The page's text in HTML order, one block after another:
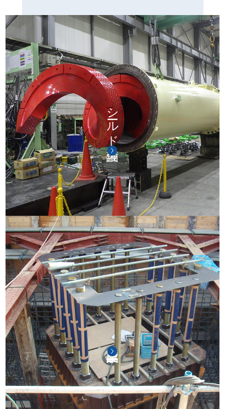
シールド設備